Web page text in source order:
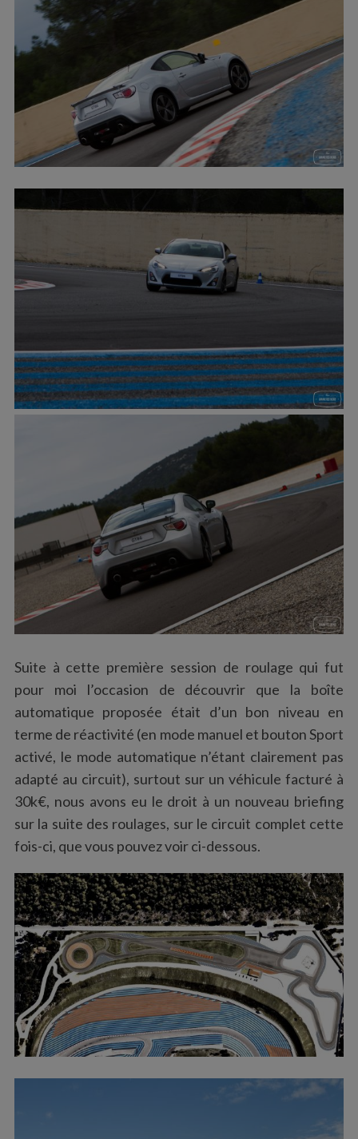
Suite à cette première session de roulage qui fut
pour moi l’occasion de découvrir que la boîte
automatique proposée était d’un bon niveau en
terme de réactivité (en mode manuel et bouton Sport
activé, le mode automatique n’étant clairement pas
adapté au circuit), surtout sur un véhicule facturé à
30k€, nous avons eu le droit à un nouveau briefing
sur la suite des roulages, sur le circuit complet cette
fois-ci, que vous pouvez voir ci-dessous.